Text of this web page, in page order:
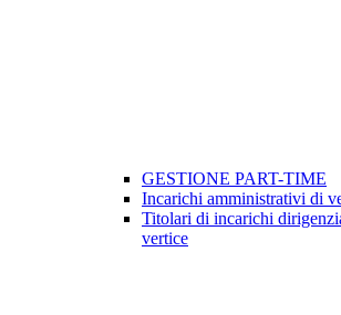
GESTIONE PART-TIME
Incarichi amministrativi di
Titolari di incarichi
vertice